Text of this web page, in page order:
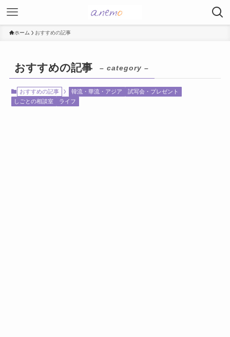
ホーム おすすめの記事
おすすめの記事 – category –
おすすめの記事 韓流・華流・アジア
試写会・プレゼント
しごとの相談室
ライフ